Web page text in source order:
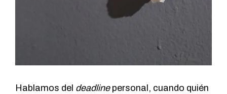
Hablamos del deadlinepersonal, cuando quién